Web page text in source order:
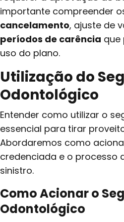
importante compreender
cancelamento, ajuste de
períodos de carência que
uso do plano.
Utilização do
Odontológico
Entender como utilizar o
essencial para tirar
Abordaremos como
credenciada e o processo
sinistro.
Como Acionar o
Odontológico